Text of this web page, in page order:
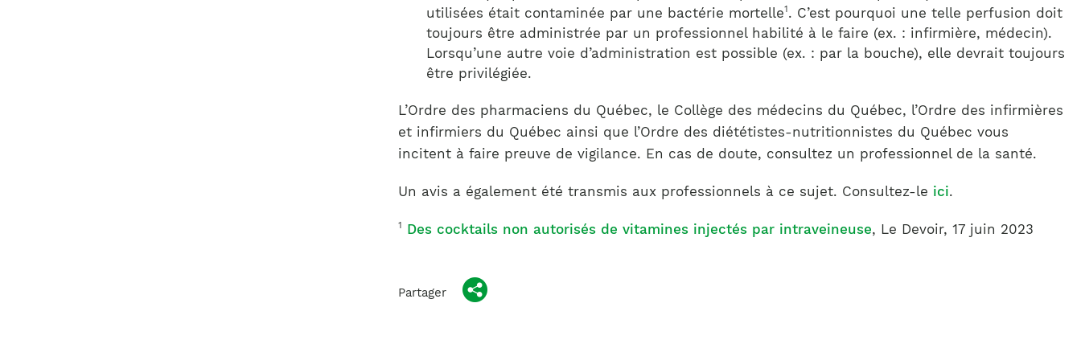
utilisées était contaminée par une bactérie mortelle1 . C’est pourquoi une telle perfusion doit
toujours être administrée par un professionnel habilité à le faire (ex. : infirmière, médecin).
Lorsqu’une autre voie d’administration est possible (ex. : par la bouche), elle devrait toujours
être privilégiée.
L’Ordre des pharmaciens du Québec, le Collège des médecins du Québec, l’Ordre des infirmières
et infirmiers du Québec ainsi que l’Ordre des diététistes-nutritionnistes du Québec vous
incitent à faire preuve de vigilance. En cas de doute, consultez un professionnel de la santé.
Un avis a également été transmis aux professionnels à ce sujet. Consultez-le ici.
1 Des cocktails non autorisés de vitamines injectés par intraveineuse, Le Devoir, 17 juin 2023
Partager